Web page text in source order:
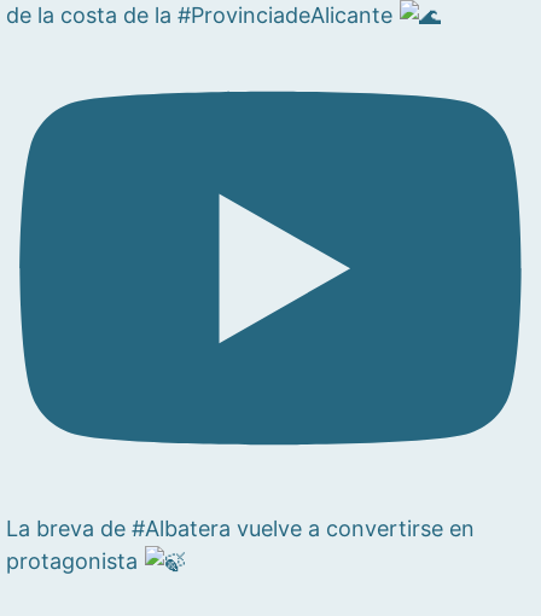
de la costa de la #ProvinciadeAlicante
La breva de #Albatera vuelve a convertirse en
protagonista